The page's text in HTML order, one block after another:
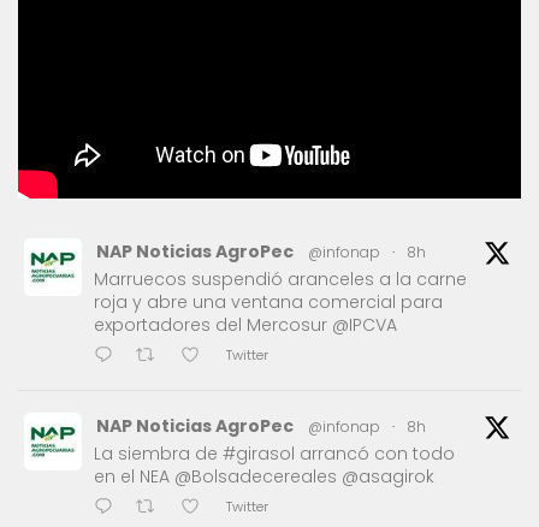
NAP Noticias AgroPec @infonap · 8h
Marruecos suspendió aranceles a la carne
roja y abre una ventana comercial para
exportadores del Mercosur @IPCVA
Twitter
NAP Noticias AgroPec @infonap · 8h
La siembra de #girasol arrancó con todo
en el NEA @Bolsadecereales @asagirok
Twitter